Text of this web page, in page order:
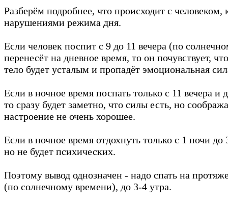
Разберём подробнее, что происходит с человеком,
нарушениями режима дня.
Если человек поспит с 9 до 11 вечера (по
перенесёт на дневное время, то он почувствует,
тело будет усталым и пропадёт эмоциональная
Если в ночное время поспать только с 11 вечера
то сразу будет заметно, что силы есть, но
настроение не очень хорошее.
Если в ночное время отдохнуть только с 1 ночи
но не будет психических.
Поэтому вывод однозначен - надо спать на
(по солнечному времени), до 3-4 утра.